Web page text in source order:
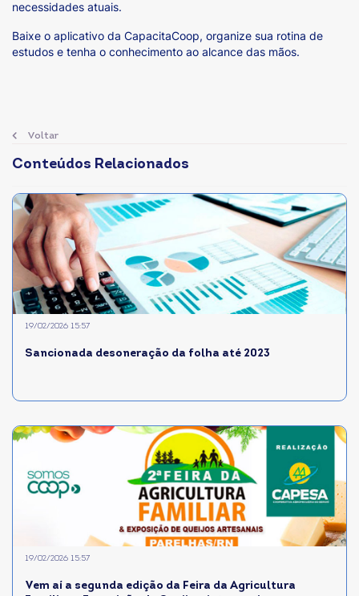
necessidades atuais.
Baixe o aplicativo da CapacitaCoop, organize sua rotina de
estudos e tenha o conhecimento ao alcance das mãos.
Voltar
Conteúdos Relacionados
Sancionada desoneração da folha até 2023
19/02/2026 15:57
Vem aí a segunda edição da Feira da Agricultura
19/02/2026 15:57